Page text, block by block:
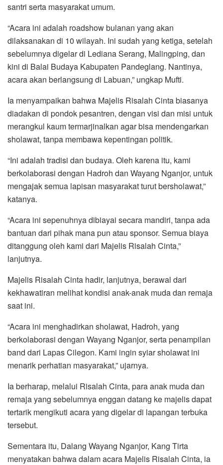
santri serta masyarakat umum.
“Acara ini adalah roadshow bulanan yang akan
dilaksanakan di 10 wilayah. Ini sudah yang ketiga, setelah
sebelumnya digelar di Lediana Serang, Malingping, dan
kini di Balai Budaya Kabupaten Pandeglang. Nantinya,
acara akan berlangsung di Labuan,” ungkap Mufti.
Ia menyampaikan bahwa Majelis Risalah Cinta biasanya
diadakan di pondok pesantren, dengan visi dan misi untuk
merangkul kaum termarjinalkan agar bisa mendengarkan
sholawat, tanpa membawa kepentingan politik.
“Ini adalah tradisi dan budaya. Oleh karena itu, kami
berkolaborasi dengan Hadroh dan Wayang Nganjor, untuk
mengajak semua lapisan masyarakat turut bersholawat,”
katanya.
“Acara ini sepenuhnya dibiayai secara mandiri, tanpa ada
bantuan dari pihak mana pun atau sponsor. Semua biaya
ditanggung oleh kami dari Majelis Risalah Cinta,”
lanjutnya.
Majelis Risalah Cinta hadir, lanjutnya, berawal dari
kekhawatiran melihat kondisi anak-anak muda dan remaja
saat ini.
“Acara ini menghadirkan sholawat, Hadroh, yang
berkolaborasi dengan Wayang Nganjor, serta penampilan
band dari Lapas Cilegon. Kami ingin syiar sholawat ini
menarik perhatian masyarakat,” ujarnya.
Ia berharap, melalui Risalah Cinta, para anak muda dan
remaja yang sebelumnya enggan datang ke majelis dapat
tertarik mengikuti acara yang digelar di lapangan terbuka
tersebut.
Sementara itu, Dalang Wayang Nganjor, Kang Tirta
menyatakan bahwa dalam acara Majelis Risalah Cinta, ia